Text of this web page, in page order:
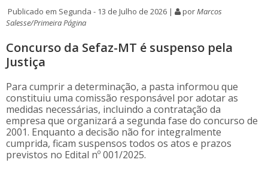
Publicado em Segunda - 13 de Julho de 2026 | porMarcos
Salesse/Primeira Página
Concurso da Sefaz-MT é suspenso pela
Justiça
Para cumprir a determinação, a pasta informou que
constituiu uma comissão responsável por adotar as
medidas necessárias, incluindo a contratação da
empresa que organizará a segunda fase do concurso de
2001. Enquanto a decisão não for integralmente
cumprida, ficam suspensos todos os atos e prazos
previstos no Edital nº 001/2025.